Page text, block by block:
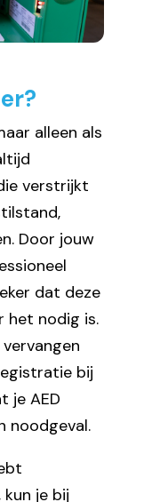
alleen als
verstrijkt
Door jouw
dat deze
het nodig is.
bij
je AED
noodgeval.
je bij